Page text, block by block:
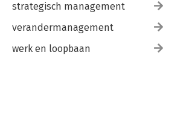
strategisch management
verandermanagement
werk en loopbaan